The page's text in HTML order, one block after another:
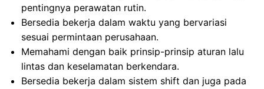
pentingnya perawatan rutin.
Bersedia bekerja dalam waktu yang bervariasi
sesuai permintaan perusahaan.
Memahami dengan baik prinsip-prinsip aturan lalu
lintas dan keselamatan berkendara.
Bersedia bekerja dalam sistem shift dan juga pada